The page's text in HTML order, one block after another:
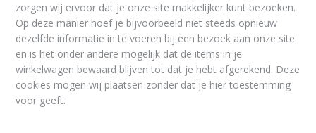
zorgen wij ervoor dat je onze site makkelijker kunt bezoeken.
Op deze manier hoef je bijvoorbeeld niet steeds opnieuw
dezelfde informatie in te voeren bij een bezoek aan onze site
en is het onder andere mogelijk dat de items in je
winkelwagen bewaard blijven tot dat je hebt afgerekend. Deze
cookies mogen wij plaatsen zonder dat je hier toestemming
voor geeft.